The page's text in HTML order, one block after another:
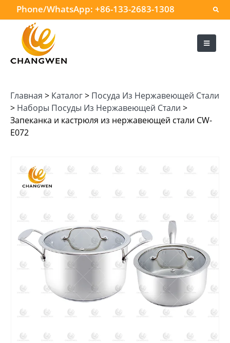
Phone/WhatsApp:+86-133-2683-1308
Главная > Каталог> Посуда Из Нержавеющей Стали
> Наборы Посуды Из Нержавеющей Стали >
Запеканка и кастрюля из нержавеющей стали CW-
E072